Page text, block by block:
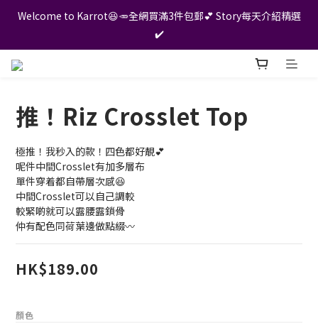
Welcome to Karrot😆🥕全網買滿3件包郵💕 Story每天介紹精選
✔️
推！Riz Crosslet Top
極推！我秒入的款！四色都好靚💕
呢件中間Crosslet有加多層布
單件穿着都自帶層次感😆
中間Crosslet可以自己調較
較緊啲就可以露腰露鎖骨
仲有配色同荷葉邊做點綴〰️
HK$189.00
顏色